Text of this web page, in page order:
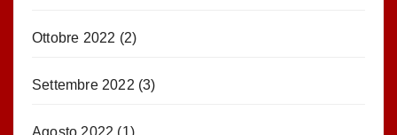
Ottobre 2022 (2)
Settembre 2022 (3)